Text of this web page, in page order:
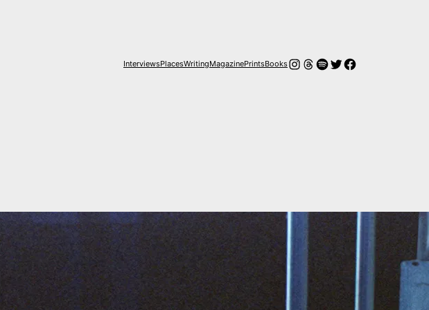
InterviewsPlacesWritingMagazinePrintsBooksInstagram
Hilos
Spotify
Twitter
Facebook